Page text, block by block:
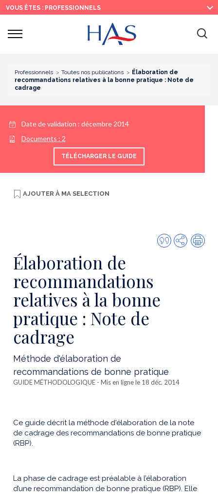
Recherche
Menu
principal
Contenu
principal
VOUS ÊTES : PROFESSIONNELS
Ouvrir
Professionnels Toutes nos publications
Élaboration de
recommandations relatives à la bonne pratique : Note de
cadrage
Date de validation : décembre 2014
Documents : 2
TÉLÉCHARGER LE GUIDE
AJOUTER À MA SELECTION
Citer
cette
Partager
Élaboration de
recommandations
relatives à la bonne
pratique : Note de
cadrage
Méthode d'élaboration de
recommandations de bonne pratique
GUIDE MÉTHODOLOGIQUE - Mis en ligne le 18 déc. 2014
Ce guide décrit la méthode d'élaboration de la note
de cadrage des recommandations de bonne pratique
(RBP).
La phase de cadrage est préalable à l’élaboration
d’une recommandation de bonne pratique (RBP). Elle